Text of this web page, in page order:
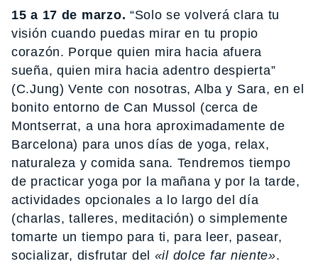
15 a 17 de marzo. “Solo se volverá clara tu
visión cuando puedas mirar en tu propio
corazón. Porque quien mira hacia afuera
sueña, quien mira hacia adentro despierta”
(C.Jung) Vente con nosotras, Alba y Sara, en el
bonito entorno de Can Mussol (cerca de
Montserrat, a una hora aproximadamente de
Barcelona) para unos días de yoga, relax,
naturaleza y comida sana. Tendremos tiempo
de practicar yoga por la mañana y por la tarde,
actividades opcionales a lo largo del día
(charlas, talleres, meditación) o simplemente
tomarte un tiempo para ti, para leer, pasear,
socializar, disfrutar del «il dolce far niente».